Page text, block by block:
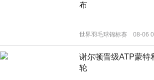
布
世界羽毛球锦标赛 08-06
谢尔顿晋级ATP蒙特
轮